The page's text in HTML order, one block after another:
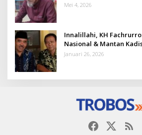
Mei 4, 2026
Innalillahi, KH
Nasional & Mantan
Penuh Teladan
Januari 26, 2026